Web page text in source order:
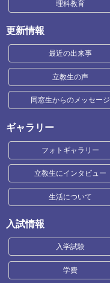
理科教育
更新情報
最近の出来事
立教生の声
同窓生からのメッセージ
ギャラリー
フォトギャラリー
立教生にインタビュー
生活について
入試情報
入学試験
学費